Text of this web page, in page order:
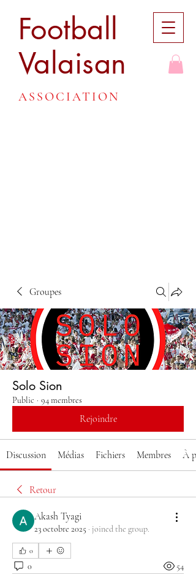
Football
Valaisan
ASSOCIATION
Groupes
Solo Sion
Public · 94 membres
Rejoindre
Discussion Médias Fichiers Membres À
Retour
Akash Tyagi
23 octobre 2025 · joined the group.
0
0 54